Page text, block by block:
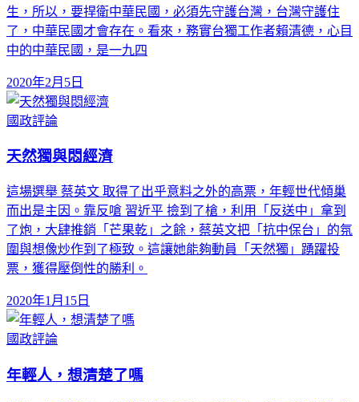
生，所以，要捍衛中華民國，必須先守護台灣，台灣守護住
了，中華民國才會存在。看來，務實台獨工作者賴清德，心目
中的中華民國，是一九四
2020年2月5日
國政評論
天然獨與悶經濟
這場選舉 蔡英文 取得了出乎意料之外的高票，年輕世代傾巢
而出是主因。靠反嗆 習近平 撿到了槍，利用「反送中」拿到
了炮，大肆推銷「芒果乾」之餘，蔡英文把「抗中保台」的氛
圍與想像炒作到了極致。這讓她能夠動員「天然獨」踴躍投
票，獲得壓倒性的勝利。
2020年1月15日
國政評論
年輕人，想清楚了嗎